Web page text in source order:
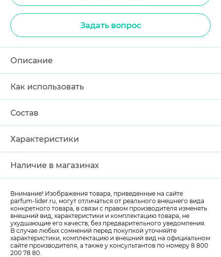
Задать вопрос
Описание
Как использовать
Состав
Характеристики
Наличие в магазинах
Внимание! Изображения товара, приведенные на сайте
parfum-lider.ru, могут отличаться от реального внешнего вида
конкретного товара, в связи с правом производителя изменять
внешний вид, характеристики и комплектацию товара, не
ухудшающие его качеств, без предварительного уведомления.
В случае любых сомнений перед покупкой уточняйте
характеристики, комплектацию и внешний вид на официальном
сайте производителя, а также у консультантов по номеру 8 800
200 78 80.